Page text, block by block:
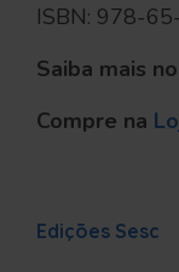
ISBN: 978-
Saiba mais no
Compre na
Edições Sesc